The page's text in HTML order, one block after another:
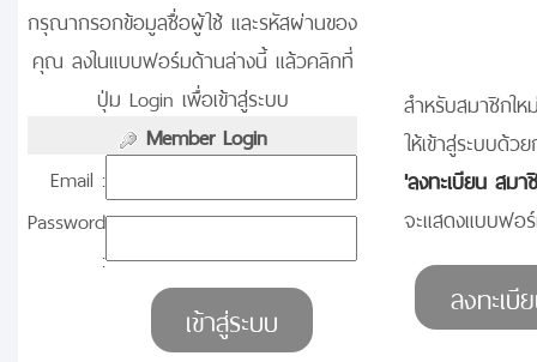
กรุณากรอกข้อมูลชื่อผู้ใช้ และรหัสผ่านของ
คุณ ลงในแบบฟอร์มด้านล่างนี้ แล้วคลิกที่
ปุ่ม Login เพื่อเข้าสู่ระบบ
Member Login
Email :
Password
:
สำหรับสมาชิกให
ให้เข้าสู่ระบบด้
'ลงทะเบียน สม
จะแสดงแบบฟอ